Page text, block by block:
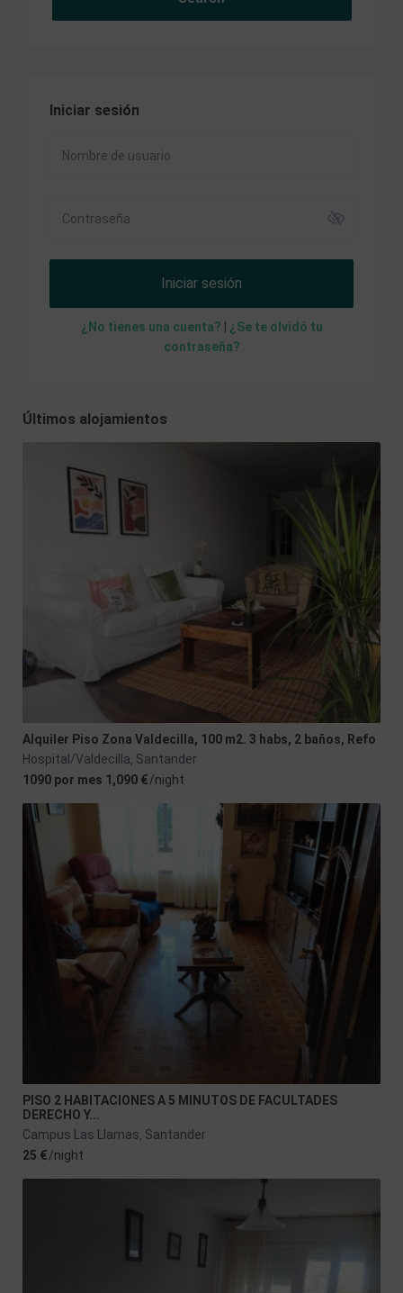
Iniciar sesión
Iniciar sesión
¿No tienes una cuenta? | ¿Se te olvidó tu
contraseña?
Últimos alojamientos
Alquiler Piso Zona Valdecilla, 100 m2. 3 habs, 2 baños, Refo
Hospital/Valdecilla Santander
1090 por mes 1,090 €/night
PISO 2 HABITACIONES A 5 MINUTOS DE FACULTADES
DERECHO Y...
Campus Las Llamas, Santander
25 €/night